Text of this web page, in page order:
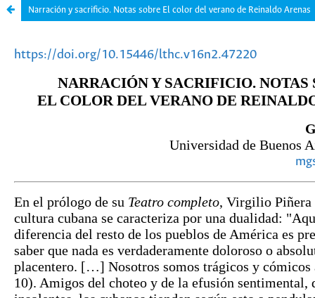
Narración y sacrificio. Notas sobre El color del verano de Reinaldo Arenas